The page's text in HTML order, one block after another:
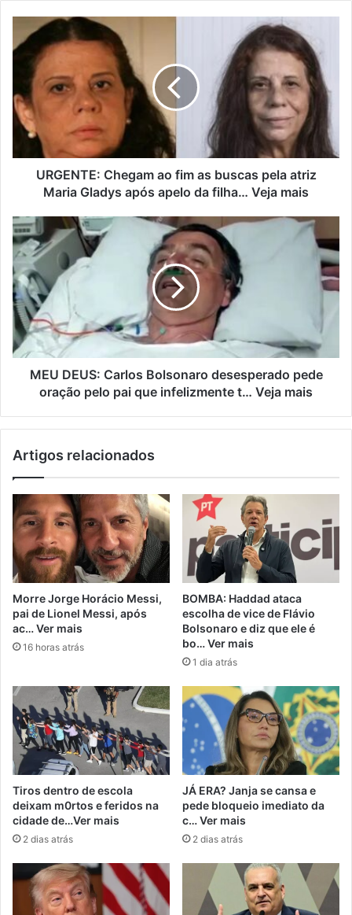
URGENTE: Chegam ao fim as buscas pela atriz
Maria Gladys após apelo da filha… Veja mais
MEU DEUS: Carlos Bolsonaro desesperado pede
oração pelo pai que infelizmente t… Veja mais
Artigos relacionados
Morre Jorge Horácio Messi,
pai de Lionel Messi, após
ac… Ver mais
16 horas atrás
BOMBA: Haddad ataca
escolha de vice de Flávio
Bolsonaro e diz que ele é
bo… Ver mais
1 dia atrás
Tiros dentro de escola
deixam m0rtos e feridos na
cidade de…Ver mais
2 dias atrás
JÁ ERA? Janja se cansa e
pede bloqueio imediato da
c… Ver mais
2 dias atrás